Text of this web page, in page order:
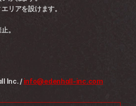
リアを設けます。
。
Inc. / info@edenhall-inc.com